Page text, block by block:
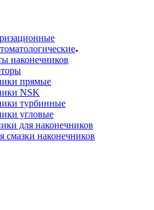
наконечников
прямые
NSK
турбинные
угловые
для наконечников
смазки наконечников